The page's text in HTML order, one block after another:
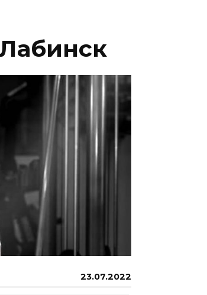
23.07.2022